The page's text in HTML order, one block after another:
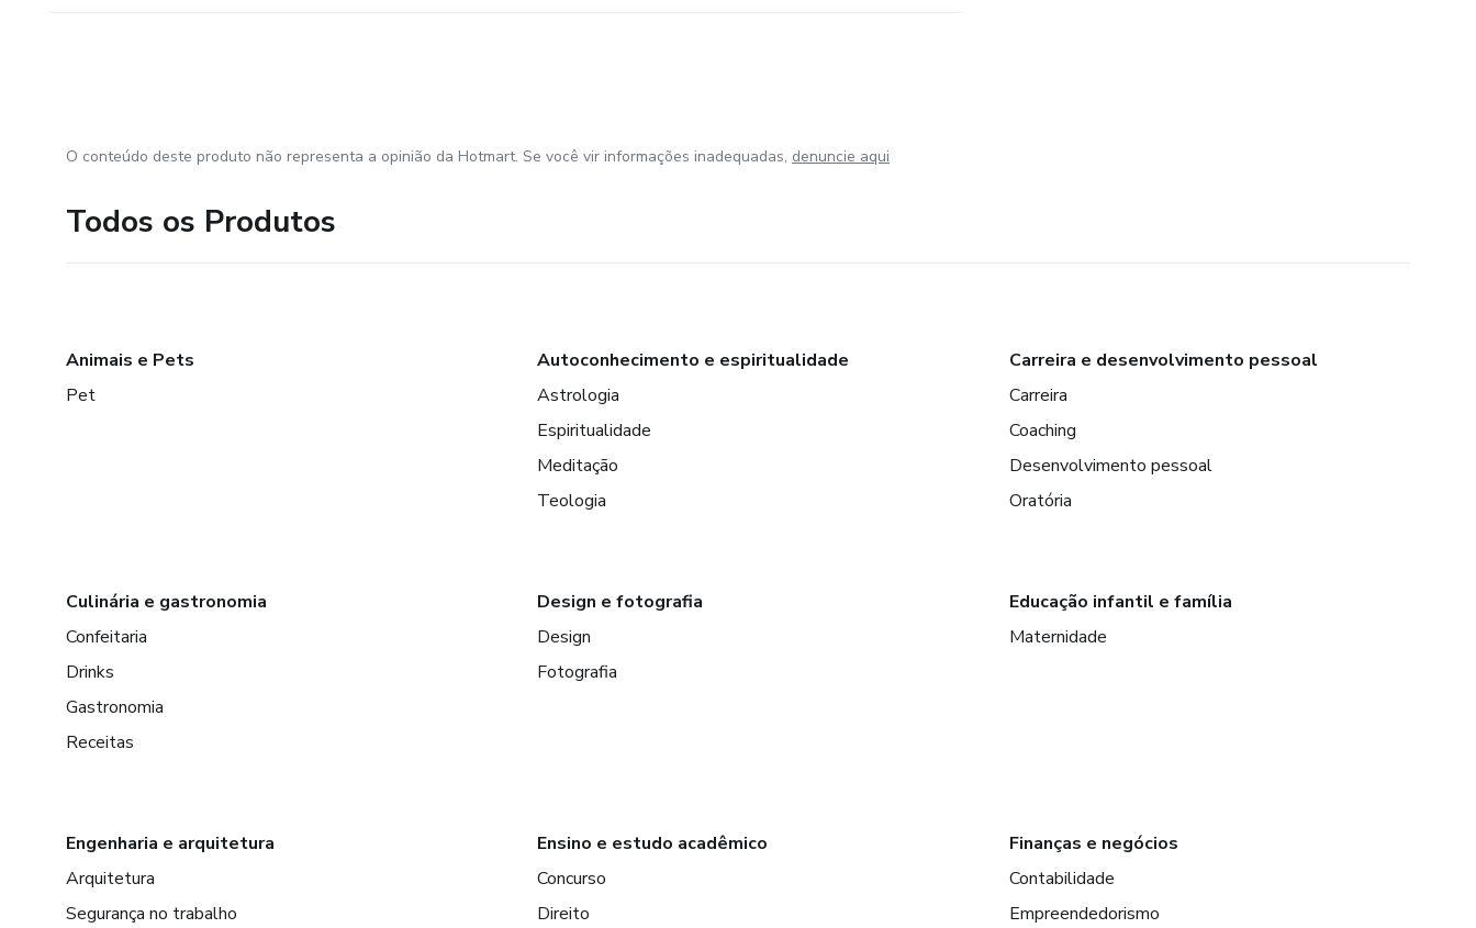
O conteúdo deste produto não representa a opinião da Hotmart. Se você vir informações inadequadas, denuncie aqui
Todos os Produtos
Animais e Pets
Pet
Autoconhecimento e espiritualidade
Astrologia
Espiritualidade
Meditação
Teologia
Carreira e desenvolvimento pessoal
Carreira
Coaching
Desenvolvimento pessoal
Oratória
Culinária e gastronomia
Confeitaria
Drinks
Gastronomia
Receitas
Design e fotografia
Design
Fotografia
Educação infantil e família
Maternidade
Engenharia e arquitetura
Arquitetura
Segurança no trabalho
Ensino e estudo acadêmico
Concurso
Direito
Finanças e negócios
Contabilidade
Empreendedorismo